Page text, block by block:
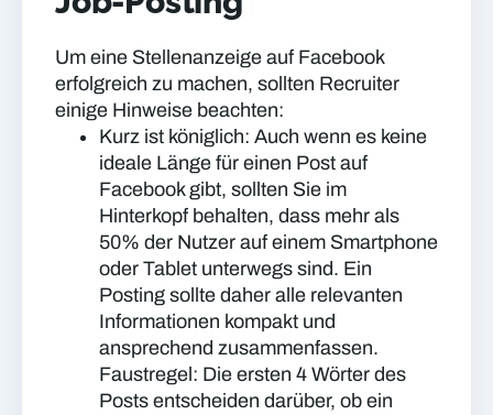
Um eine Stellenanzeige auf Facebook
erfolgreich zu machen, sollten Recruiter
einige Hinweise beachten:
Kurz ist königlich: Auch wenn es keine
ideale Länge für einen Post auf
Facebook gibt, sollten Sie im
Hinterkopf behalten, dass mehr als
50% der Nutzer auf einem Smartphone
oder Tablet unterwegs sind. Ein
Posting sollte daher alle relevanten
Informationen kompakt und
ansprechend zusammenfassen.
Faustregel: Die ersten 4 Wörter des
Posts entscheiden darüber, ob ein